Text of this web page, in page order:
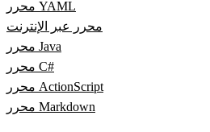
محرر YAML
محرر عبر الإنترنت
محرر Java
محرر C#
محرر ActionScript
محرر Markdown